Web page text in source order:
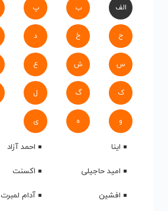
الف ب پ
ح خ د
س ش ع
ک گ ل
و ه ی
اینا
احمد آزاد
امید حاجیلی
اکسنت
افشین
آدام لمبرت